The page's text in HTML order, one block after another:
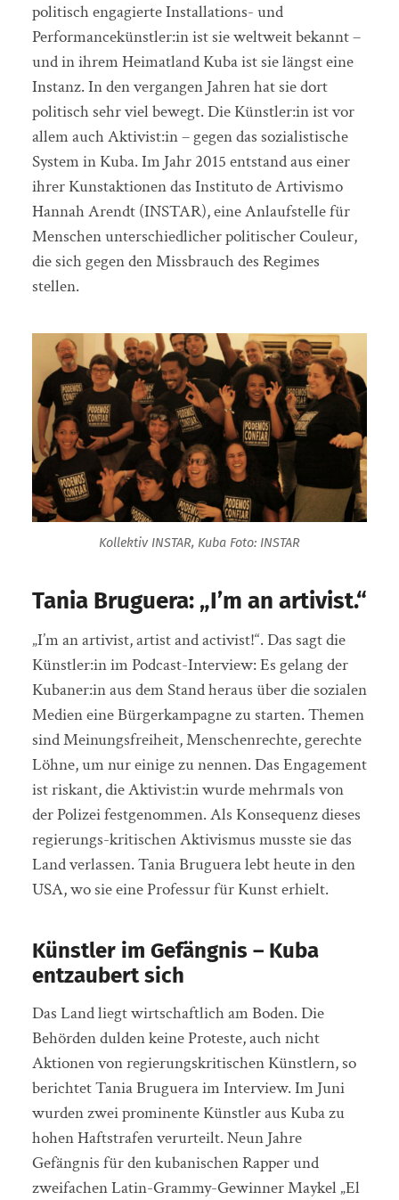
politisch engagierte Installations- und
Performancekünstler:in ist sie weltweit bekannt –
und in ihrem Heimatland Kuba ist sie längst eine
Instanz. In den vergangen Jahren hat sie dort
politisch sehr viel bewegt. Die Künstler:in ist vor
allem auch Aktivist:in – gegen das sozialistische
System in Kuba. Im Jahr 2015 entstand aus einer
ihrer Kunstaktionen das Instituto de Artivismo
Hannah Arendt (INSTAR), eine Anlaufstelle für
Menschen unterschiedlicher politischer Couleur,
die sich gegen den Missbrauch des Regimes
stellen.
Kollektiv INSTAR, Kuba Foto: INSTAR
Tania Bruguera: „I’m an artivist.“
„I’m an artivist, artist and activist!“. Das sagt die
Künstler:in im Podcast-Interview: Es gelang der
Kubaner:in aus dem Stand heraus über die sozialen
Medien eine Bürgerkampagne zu starten. Themen
sind Meinungsfreiheit, Menschenrechte, gerechte
Löhne, um nur einige zu nennen. Das Engagement
ist riskant, die Aktivist:in wurde mehrmals von
der Polizei festgenommen. Als Konsequenz dieses
regierungs-kritischen Aktivismus musste sie das
Land verlassen. Tania Bruguera lebt heute in den
USA, wo sie eine Professur für Kunst erhielt.
Künstler im Gefängnis – Kuba
entzaubert sich
Das Land liegt wirtschaftlich am Boden. Die
Behörden dulden keine Proteste, auch nicht
Aktionen von regierungskritischen Künstlern, so
berichtet Tania Bruguera im Interview. Im Juni
wurden zwei prominente Künstler aus Kuba zu
hohen Haftstrafen verurteilt. Neun Jahre
Gefängnis für den kubanischen Rapper und
zweifachen Latin-Grammy-Gewinner Maykel „El